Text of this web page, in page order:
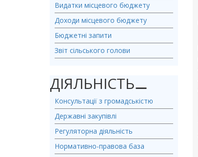
Видатки місцевого бюджету
Доходи місцевого бюджету
Бюджетні запити
Звіт сільського голови
ДІЯЛЬНІСТЬ⚊
Консультації з громадськістю
Державні закупівлі
Регуляторна діяльність
Нормативно-правова база